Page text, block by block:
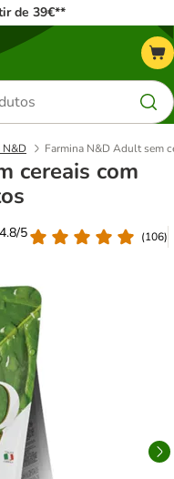
de 39€**
N&D Farmina N&D Adult sem
cereais com
5
(106)